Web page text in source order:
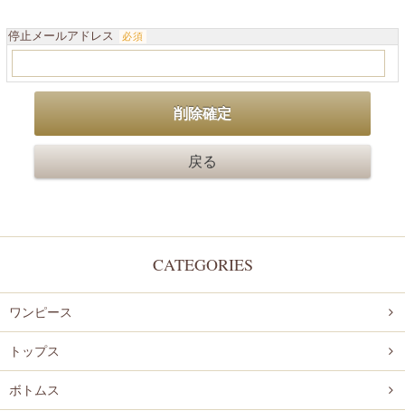
停止メールアドレス 必須
CATEGORIES
ワンピース
トップス
ボトムス